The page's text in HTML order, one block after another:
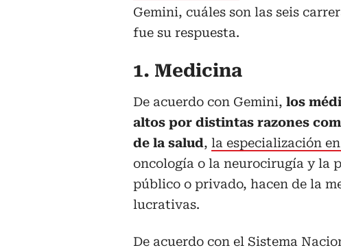
Gemini, cuáles son las seis
fue su respuesta.
1. Medicina
De acuerdo con Gemini, los
altos por distintas razones
de la salud, la especialización
oncología o la neurocirugía y la
público o privado, hacen de la
lucrativas.
De acuerdo con el Sistema